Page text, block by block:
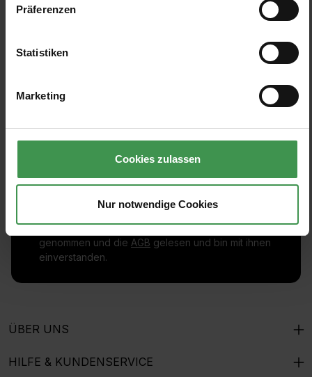
Präferenzen
Statistiken
Marketing
Cookies zulassen
Nur notwendige Cookies
verpassen Sie keine Neuigkeit oder Aktion.
E-Mail-Adresse*
Ich habe dieDatenschutzbestimmungenzur Kenntnis
genommen und die AGB gelesen und bin mit ihnen
einverstanden.
ÜBER UNS
HILFE & KUNDENSERVICE